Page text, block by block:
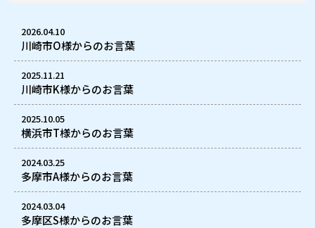
2026.04.10
川崎市O様からのお言葉
2025.11.21
川崎市K様からのお言葉
2025.10.05
横浜市T様からのお言葉
2024.03.25
多摩市A様からのお言葉
2024.03.04
多摩区S様からのお言葉